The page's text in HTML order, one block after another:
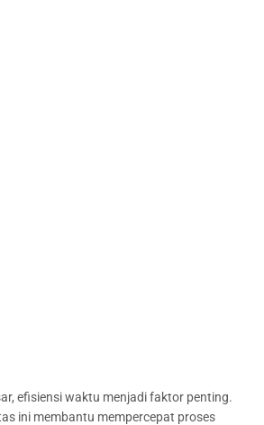
efisiensi waktu menjadi faktor penting.
ini membantu mempercepat proses